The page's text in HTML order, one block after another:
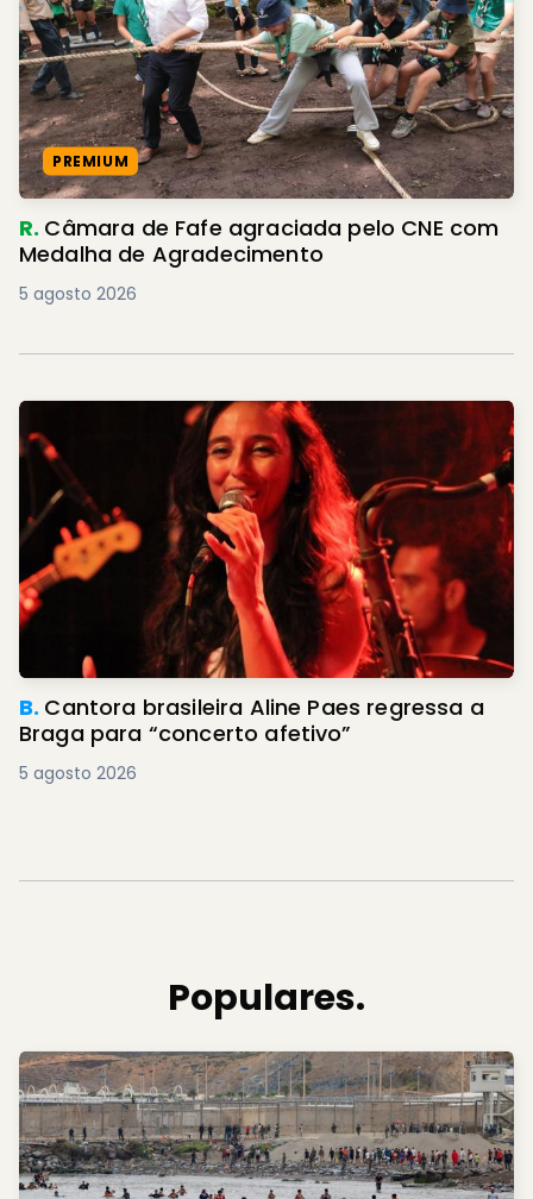
PREMIUM
R. Câmara de Fafe agraciada pelo CNE com
Medalha de Agradecimento
5 agosto 2026
B. Cantora brasileira Aline Paes regressa a
Braga para “concerto afetivo”
5 agosto 2026
Populares.